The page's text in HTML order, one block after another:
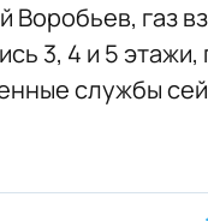
Воробьев, газ
3, 4 и 5
службы